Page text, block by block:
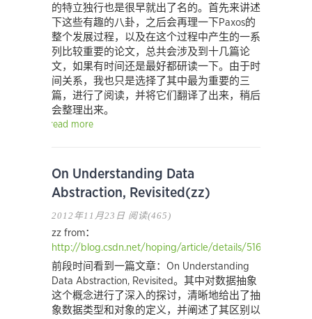
的特立独行也是很早就出了名的。首先来讲述
下这些有趣的八卦，之后会再理一下Paxos的
整个发展过程，以及在这个过程中产生的一系
列比较重要的论文，总共会涉及到十几篇论
文，如果有时间还是最好都研读一下。由于时
间关系，我也只是选择了其中最为重要的三
篇，进行了阅读，并将它们翻译了出来，稍后
会整理出来。
read more
On Understanding Data
Abstraction, Revisited(zz)
2012年11月23日 阅读(465)
zz from：
http://blog.csdn.net/hoping/article/details/5164194
前段时间看到一篇文章：On Understanding
Data Abstraction, Revisited。其中对数据抽象
这个概念进行了深入的探讨，清晰地给出了抽
象数据类型和对象的定义，并阐述了其区别以